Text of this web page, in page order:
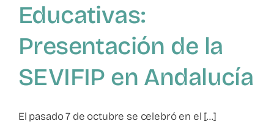
Educativas:
Presentación de la
SEVIFIP en Andalucía
El pasado 7 de octubre se celebró en el [...]